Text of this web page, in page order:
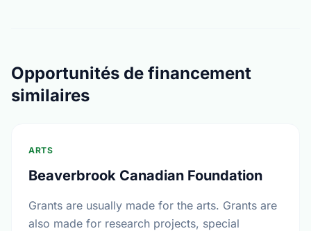
Opportunités de financement
similaires
ARTS
Beaverbrook Canadian Foundation
Grants are usually made for the arts. Grants are
also made for research projects, special